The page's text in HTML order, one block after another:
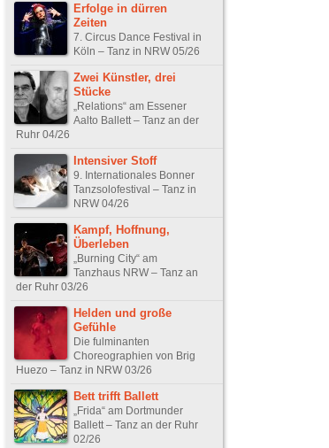
Erfolge in dürren
Zeiten
7. Circus Dance Festival in
Köln – Tanz in NRW 05/26
Zwei Künstler, drei
Stücke
„Relations“ am Essener
Aalto Ballett – Tanz an der
Ruhr 04/26
Intensiver Stoff
9. Internationales Bonner
Tanzsolofestival – Tanz in
NRW 04/26
Kampf, Hoffnung,
Überleben
„Burning City“ am
Tanzhaus NRW – Tanz an
der Ruhr 03/26
Helden und große
Gefühle
Die fulminanten
Choreographien von Brig
Huezo – Tanz in NRW 03/26
Bett trifft Ballett
„Frida“ am Dortmunder
Ballett – Tanz an der Ruhr
02/26